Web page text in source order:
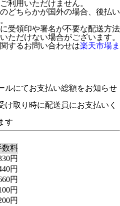
利用いただけません。
どちらかが国外の場合、後払い
受領印や署名が不要な配送方法
ただけない場合がございます。
するお問い合わせは楽天市場ま
ルにてお支払い総額をお知らせ
取り時に配送員にお支払いく
す
数料
円
円
円
円
円